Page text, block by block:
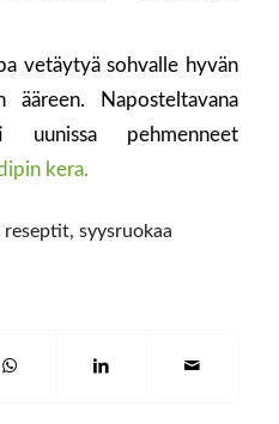
vetäytyä sohvalle hyvän
ääreen. Naposteltavana
uunissa pehmenneet
kera.
reseptit, syysruokaa